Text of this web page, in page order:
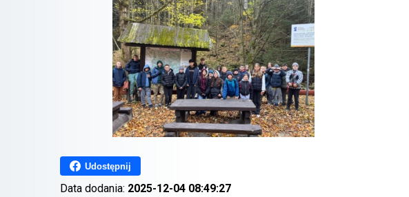
Udostępnij
Data dodania: 2025-12-04 08:49:27